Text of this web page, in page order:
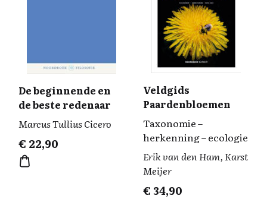
De beginnende en
de beste redenaar
Marcus Tullius Cicero
€ 22,90
Veldgids
Paardenbloemen
Taxonomie –
herkenning – ecologie
Erik van den Ham, Karst
Meijer
€34,90